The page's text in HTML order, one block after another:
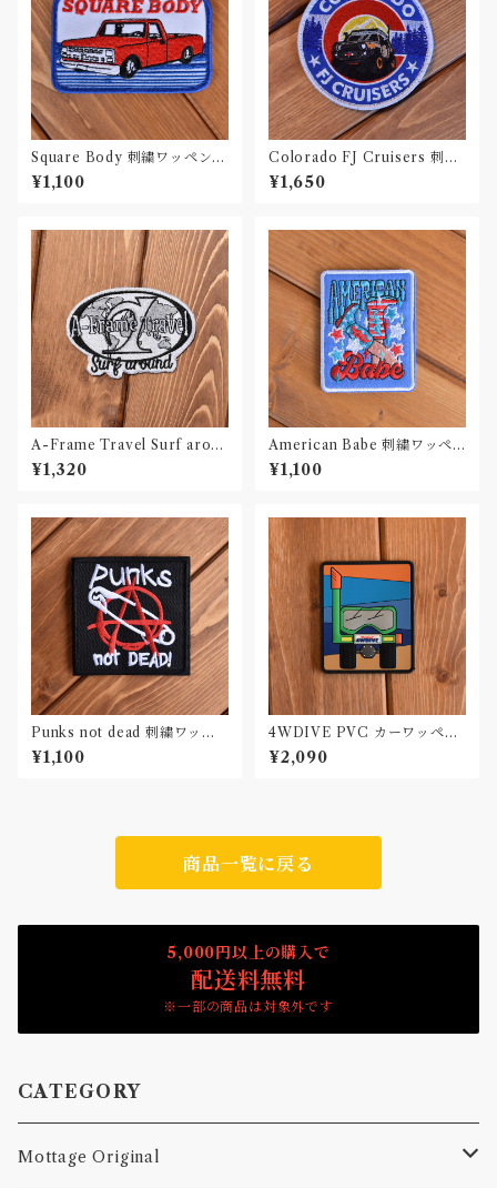
Square Body 刺繍ワッペン P
atch
¥1,100
Colorado FJ Cruisers 刺繍
ワッペン Patch
¥1,650
A-Frame Travel Surf aroun
d Black & White 刺繍ワッペ
ン Patch
¥1,320
American Babe 刺繍ワッペ
ン Patch
¥1,100
Punks not dead 刺繍ワッペ
ン Patch
¥1,100
4WDIVE PVC カーワッペン
Car Patch
¥2,090
商品一覧に戻る
5,000円以上の購入で
配送料無料
※一部の商品は対象外です
CATEGORY
Mottage Original